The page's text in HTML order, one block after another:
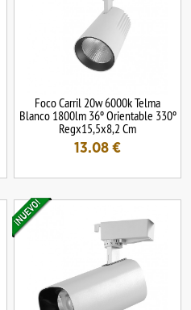
Foco Carril 20w 6000k Telma
Blanco 1800lm 36º Orientable 330º
Regx15,5x8,2 Cm
13.08 €